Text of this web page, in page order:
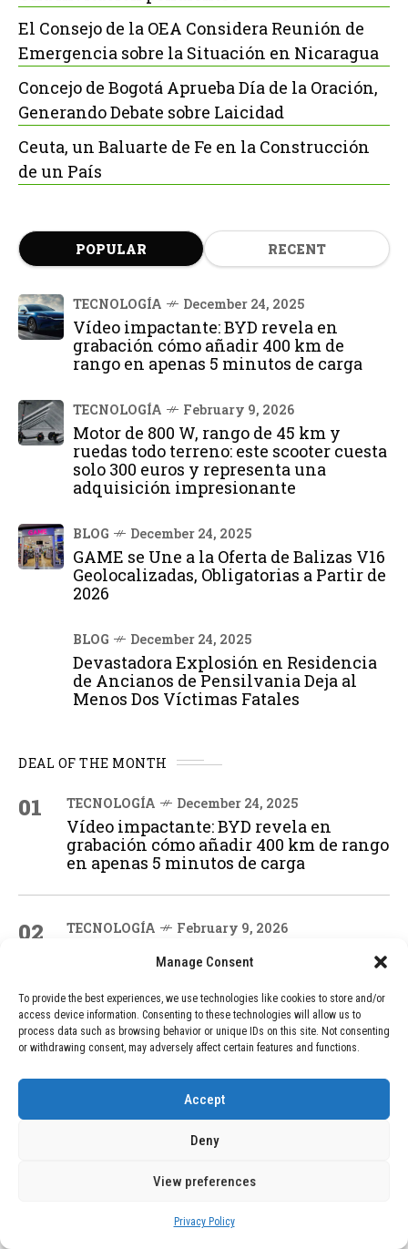
Manage Consent
To provide the best experiences, we use technologies like cookies to store and/or
access device information. Consenting to these technologies will allow us to
process data such as browsing behavior or unique IDs on this site. Not consenting
or withdrawing consent, may adversely affect certain features and functions.
Accept
Deny
View preferences
Privacy Policy
El Consejo de la OEA Considera Reunión de
Emergencia sobre la Situación en Nicaragua
Concejo de Bogotá Aprueba Día de la Oración,
Generando Debate sobre Laicidad
Ceuta, un Baluarte de Fe en la Construcción
de un País
POPULAR RECENT
TECNOLOGÍA December 24, 2025
Vídeo impactante: BYD revela en
grabación cómo añadir 400 km de
rango en apenas 5 minutos de carga
TECNOLOGÍA February 9, 2026
Motor de 800 W, rango de 45 km y
ruedas todo terreno: este scooter cuesta
solo 300 euros y representa una
adquisición impresionante
BLOG December 24, 2025
GAME se Une a la Oferta de Balizas V16
Geolocalizadas, Obligatorias a Partir de
2026
BLOG December 24, 2025
Devastadora Explosión en Residencia
de Ancianos de Pensilvania Deja al
Menos Dos Víctimas Fatales
DEAL OF THE MONTH
01 TECNOLOGÍA December 24, 2025
Vídeo impactante: BYD revela en
grabación cómo añadir 400 km de rango
en apenas 5 minutos de carga
02 TECNOLOGÍA February 9, 2026
ruedas todo terreno: este scooter cuesta
adquisición impresionante
03
GAME se Une a la Oferta de Balizas V16
Geolocalizadas, Obligatorias a Partir de
Devastadora Explosión en Residencia